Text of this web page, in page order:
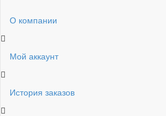
О компании
Мой аккаунт
История заказов